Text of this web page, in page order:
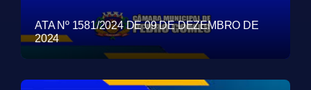
ATA Nº 1581/2024 DE 09 DE DEZEMBRO DE
2024